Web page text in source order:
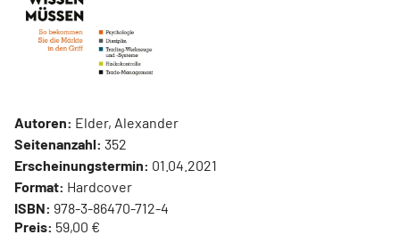
Autoren: Elder, Alexander
Seitenanzahl: 352
Erscheinungstermin: 01.04.2021
Format: Hardcover
ISBN: 978-3-86470-712-4
Preis: 59,00 €